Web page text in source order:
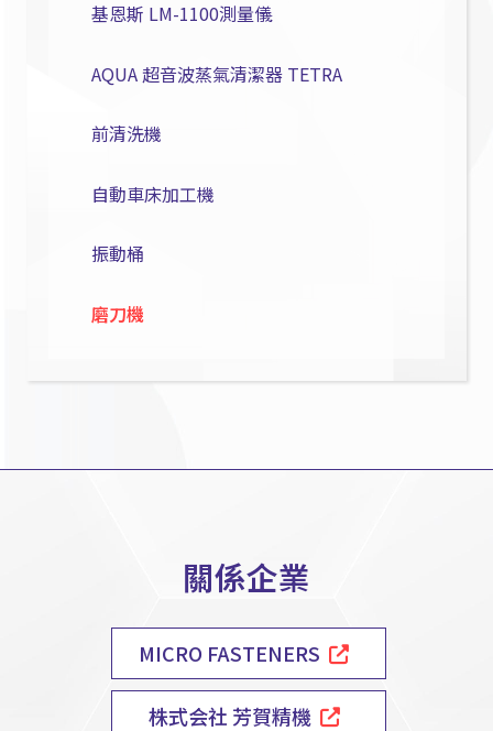
基恩斯 LM-1100測量儀
AQUA 超音波蒸氣清潔器 TETRA
前清洗機
自動車床加工機
振動桶
磨刀機
關係企業
MICRO FASTENERS
株式会社 芳賀精機